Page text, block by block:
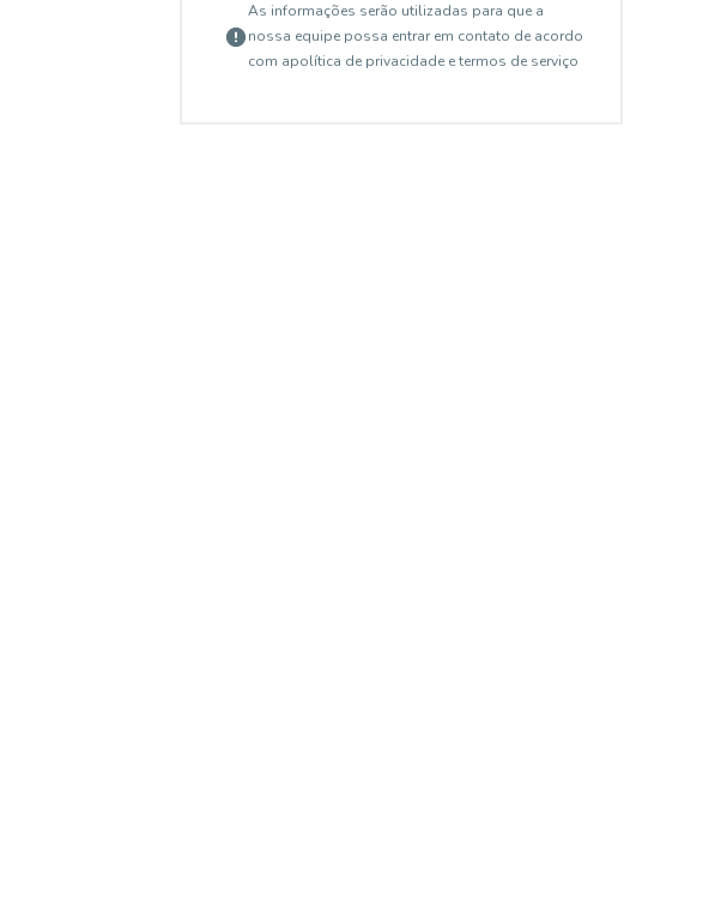
As informações serão utilizadas para que a
nossa equipe possa entrar em contato de acordo
com apolítica de privacidade e termos de serviço